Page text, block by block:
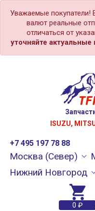
Уважаемые покупатели!
валют реальные
отличаться от
уточняйте
ISUZU,
+7 495 197 78 88
Москва (Север)
Нижний Новгород
0 ₽